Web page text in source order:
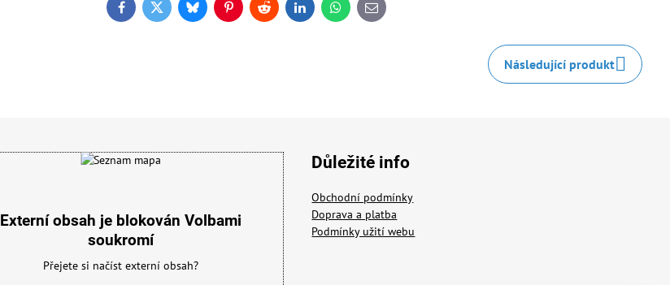
FacebookTwitterBlueskyPinterestRedditLinkedInWhatsApp
E-
mail
Následující produkt
Externí obsah je blokován Volbami
soukromí
Přejete si načíst externí obsah?
Důležité info
Obchodní podmínky
Doprava a platba
Podmínky užití webu